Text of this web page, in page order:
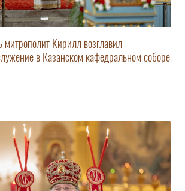
Кирилл возглавил
в Казанском кафедральном соборе